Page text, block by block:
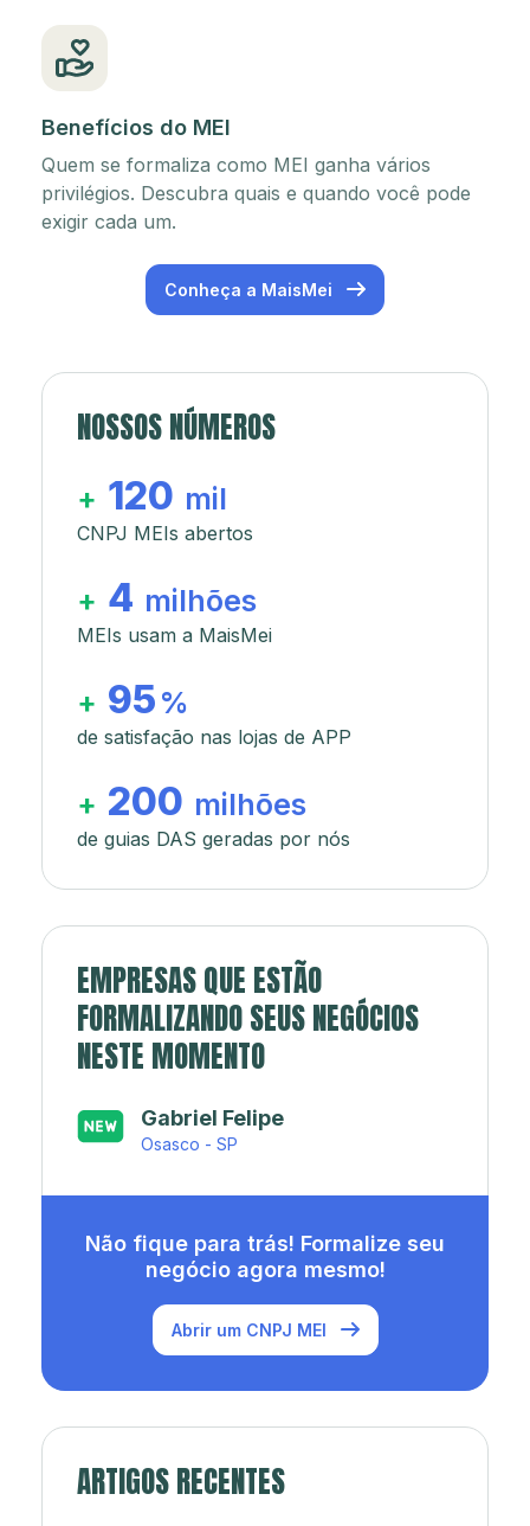
Benefícios do MEI
Quem se formaliza como MEI ganha vários
privilégios. Descubra quais e quando você pode
exigir cada um.
Conheça a MaisMei
NOSSOS NÚMEROS
+ 120 mil
CNPJ MEIs abertos
+ 4 milhões
MEIs usam a MaisMei
+ 95 %
de satisfação nas lojas de APP
+ 200 milhões
de guias DAS geradas por nós
EMPRESAS QUE ESTÃO
FORMALIZANDO SEUS NEGÓCIOS
NESTE MOMENTO
Japa’s açaí e sorveteria
Rio de Janeiro - RJ
Não fique para trás! Formalize seu
negócio agora mesmo!
Abrir um CNPJ MEI
ARTIGOS RECENTES